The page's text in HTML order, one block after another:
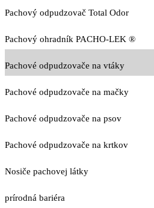
Pachový odpudzovač Total Odor
Pachový ohradník PACHO-LEK ®
Pachové odpudzovače na vtáky
Pachové odpudzovače na mačky
Pachové odpudzovače na psov
Pachové odpudzovače na krtkov
Nosiče pachovej látky
prírodná bariéra